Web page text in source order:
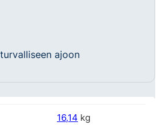
ajoon
16,14 kg